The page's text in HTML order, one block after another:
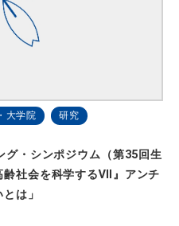
大学院
研究
グ・シンポジウム（第35回生
齢社会を科学するⅦ』アンチ
は」